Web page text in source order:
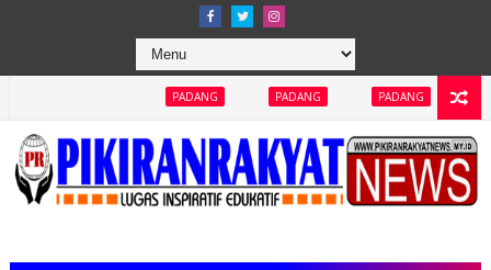
PADANG PADANG PADANG
Pagar TPA Air Dingin Disorot